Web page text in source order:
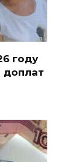
году
доплат